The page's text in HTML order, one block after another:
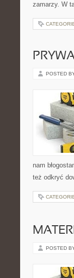
zamarzy. W
POSTED
nam
też odkryć
POSTED